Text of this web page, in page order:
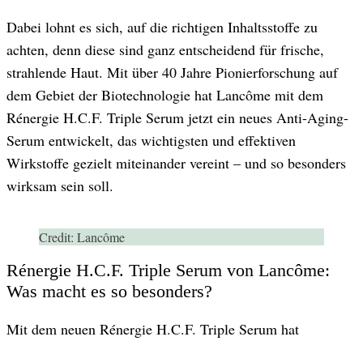
Dabei lohnt es sich, auf die richtigen Inhaltsstoffe zu
achten, denn diese sind ganz entscheidend für frische,
strahlende Haut. Mit über 40 Jahre Pionierforschung auf
dem Gebiet der Biotechnologie hat Lancôme mit dem
Rénergie H.C.F. Triple Serum jetzt ein neues Anti-Aging-
Serum entwickelt, das wichtigsten und effektiven
Wirkstoffe gezielt miteinander vereint – und so besonders
wirksam sein soll.
Credit: Lancôme
Rénergie H.C.F. Triple Serum von Lancôme:
Was macht es so besonders?
Mit dem neuen Rénergie H.C.F. Triple Serum hat